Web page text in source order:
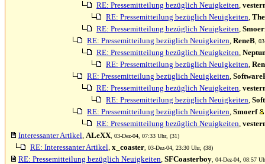
RE: Pressemitteilung bezüglich Neuigkeiten,
RE: Pressemitteilung bezüglich Neuigkeiten,
RE: Pressemitteilung bezüglich Neuigkeiten,
RE: Pressemitteilung bezüglich Neuigkeiten, ReneB ,
RE: Pressemitteilung bezüglich Neuigkeiten,
RE: Pressemitteilung bezüglich Neuigkeiten,
RE: Pressemitteilung bezüglich Neuigkeiten,
RE: Pressemitteilung bezüglich Neuigkeiten,
RE: Pressemitteilung bezüglich Neuigkeiten,
RE: Pressemitteilung bezüglich Neuigkeiten, Smoerf
RE: Pressemitteilung bezüglich Neuigkeiten,
Interessanter Artikel, ALeXX , 03-Dez-04, 07:33 Uhr, (31)
RE: Interessanter Artikel, x_coaster , 03-Dez-04, 23:30 Uhr, (38)
RE: Pressemitteilung bezüglich Neuigkeiten, SFCoasterboy , 04-Dez-04, 08:57